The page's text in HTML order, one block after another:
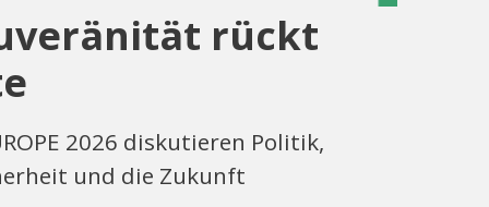
rückt
2026 diskutieren Politik,
und die Zukunft